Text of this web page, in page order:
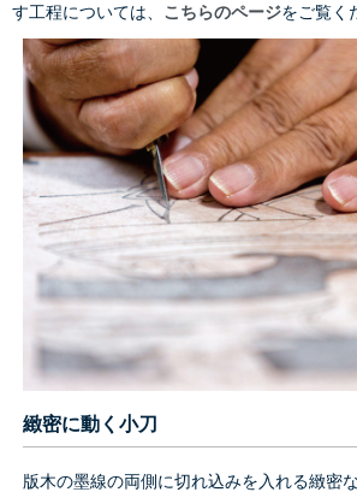
す工程については、 こちらのページをご覧く
緻密に動く小刀
版木の墨線の両側に切れ込みを入れる緻密